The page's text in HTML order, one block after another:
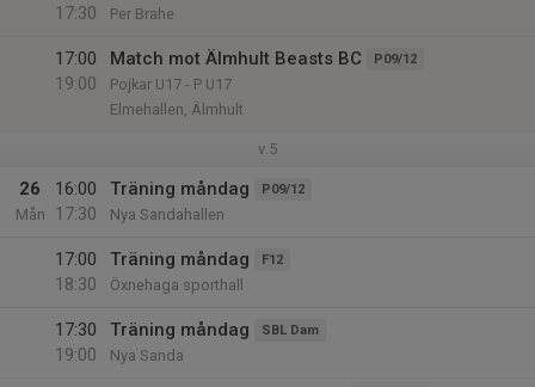
17:30 Per Brahe
17:00
19:00
Match mot Älmhult Beasts BC P09/12
Pojkar U17 - P U17
Elmehallen, Älmhult
v.5
26
Mån
16:00
17:30
Träning måndag P09/12
Nya Sandahallen
17:00
18:30
Träning måndag F12
Öxnehaga sporthall
17:30
19:00
Träning måndag SBL Dam
Nya Sanda